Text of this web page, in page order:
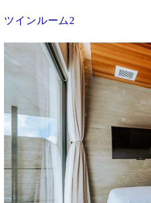
ツインルーム2